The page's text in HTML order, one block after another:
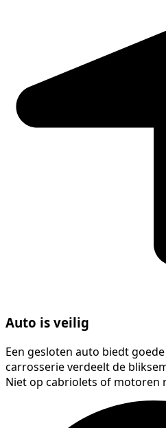
Auto is veilig
Een gesloten auto biedt
carrosserie verdeelt de
Niet op cabriolets of motoren